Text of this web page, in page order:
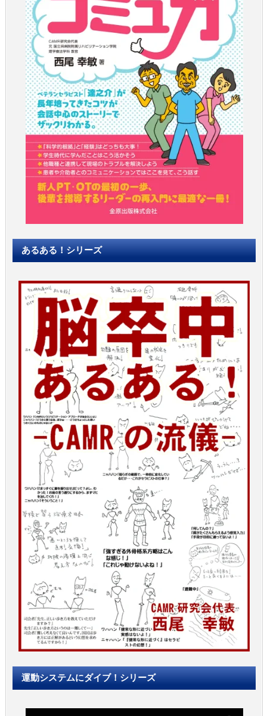
あるある！シリーズ
運動システムにダイブ！シリーズ